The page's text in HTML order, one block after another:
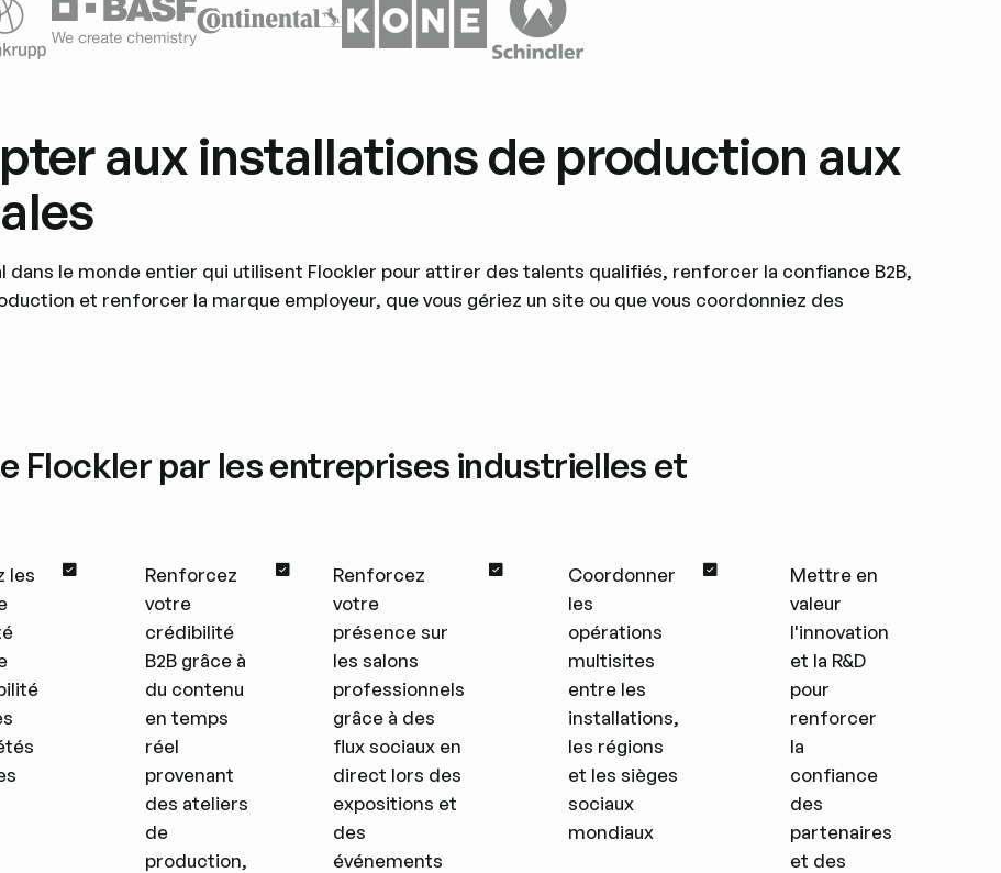
aux installations de production aux
le monde entier qui utilisent Flockler pour attirer des talents qualifiés, renforcer la confiance B2B,
et renforcer la marque employeur, que vous gériez un site ou que vous coordonniez des
Flockler par les entreprises industrielles et
les
Renforcez
votre
crédibilité
B2B grâce à
du contenu
en temps
réel
provenant
des ateliers
de
production,
Renforcez
votre
présence sur
les salons
professionnels
grâce à des
flux sociaux en
direct lors des
expositions et
des
événements
Coordonner
les
opérations
multisites
entre les
installations,
les régions
et les sièges
sociaux
mondiaux
Mettre en
valeur
l'innovation
et la R&D
pour
renforcer
la
confiance
des
partenaires
et des